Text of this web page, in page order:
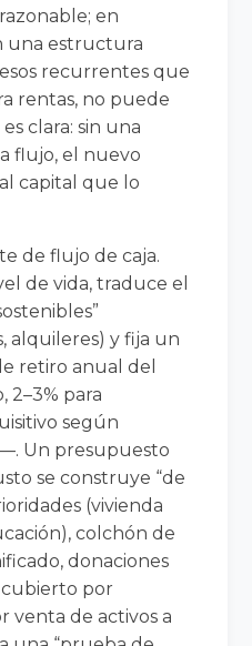
en
una estructura
recurrentes que
rentas, no puede
clara: sin una
flujo, el nuevo
capital que lo
de flujo de caja.
de vida, traduce el
alquileres) y fija un
retiro anual del
para
según
Un presupuesto
se construye “de
(vivienda
colchón de
donaciones
por
venta de activos a